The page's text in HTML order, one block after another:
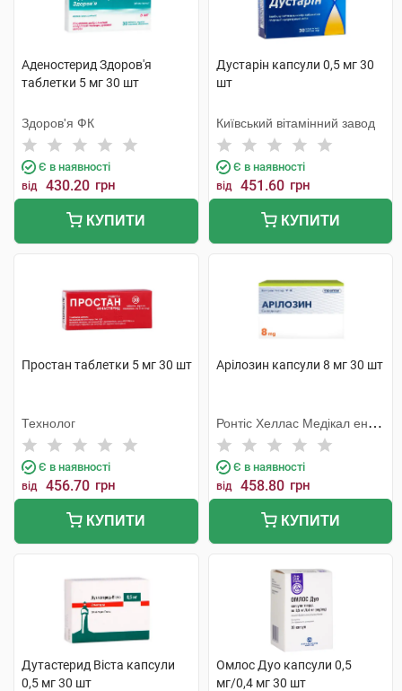
Аденостерид Здоров'я
таблетки 5 мг 30 шт
Здоров'я ФК
Є в наявності
від 430.20 грн
КУПИТИ
Дустарін капсули 0,5 мг 30
шт
Київський вітамінний завод
Є в наявності
від 451.60 грн
КУПИТИ
Простан таблетки 5 мг 30 шт
Технолог
Є в наявності
від 456.70 грн
КУПИТИ
Арілозин капсули 8 мг 30 шт
Ронтіс Хеллас Медікал енд
Фармасьютікал Продактс
С.А.
Є в наявності
від 458.80 грн
КУПИТИ
Дутастерид Віста капсули
0,5 мг 30 шт
Омлос Дуо капсули 0,5
мг/0,4 мг 30 шт